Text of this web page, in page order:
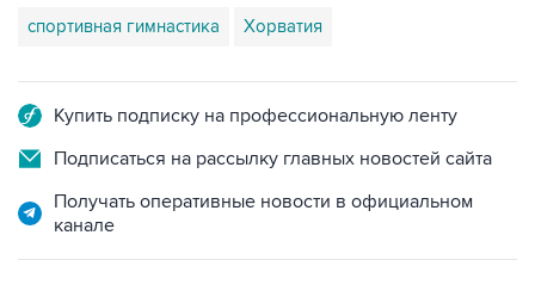
спортивная гимнастика Хорватия
Купить подписку на профессиональную ленту
Подписаться на рассылку главных новостей сайта
Получать оперативные новости в официальном
канале